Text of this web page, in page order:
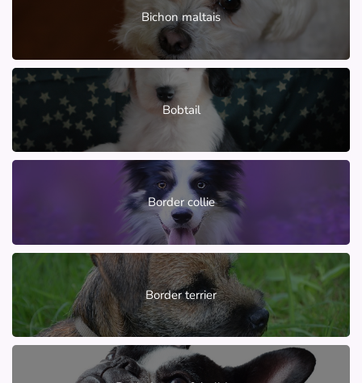
Bichon maltais
Bobtail
Border collie
Border terrier